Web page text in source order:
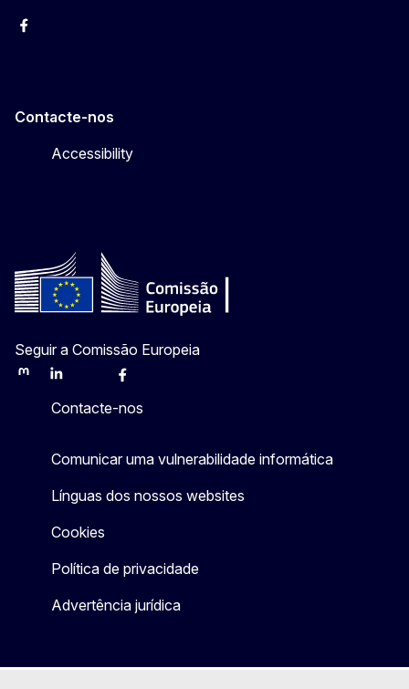
Facebook
Contacte-nos
Accessibility
Seguir a Comissão Europeia
MastodonLinkedInBlueskyFacebook
Contacte-nos
Comunicar uma vulnerabilidade informática
Línguas dos nossos websites
Cookies
Política de privacidade
Advertência jurídica